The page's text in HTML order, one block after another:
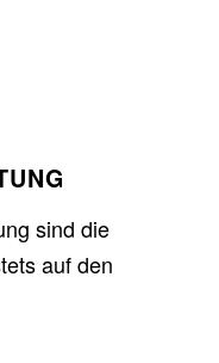
sind die
auf den